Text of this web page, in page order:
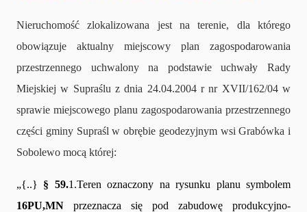
Nieruchomość zlokalizowana jest na terenie, dla którego
obowiązuje aktualny miejscowy plan zagospodarowania
przestrzennego uchwalony na podstawie uchwały Rady
Miejskiej w Supraślu z dnia 24.04.2004 r nr XVII/162/04 w
sprawie miejscowego planu zagospodarowania przestrzennego
części gminy Supraśl w obrębie geodezyjnym wsi Grabówka i
Sobolewo mocą której:
„{..} § 59.1.Teren oznaczony na rysunku planu symbolem
16PU,MN przeznacza się pod zabudowę produkcyjno-